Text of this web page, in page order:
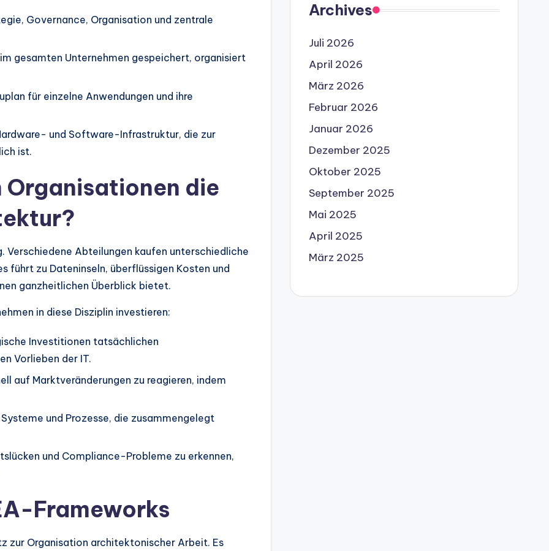
Governance, Organisation und zentrale
gesamten Unternehmen gespeichert, organisiert
für einzelne Anwendungen und ihre
und Software-Infrastruktur, die zur
ist.
die
Abteilungen kaufen unterschiedliche
führt zu Dateninseln, überflüssigen Kosten und
ganzheitlichen Überblick bietet.
in diese Disziplin investieren:
Investitionen tatsächlichen
Vorlieben der IT.
auf Marktveränderungen zu reagieren, indem
und Prozesse, die zusammengelegt
und Compliance-Probleme zu erkennen,
Frameworks
zur Organisation architektonischer Arbeit. Es
Archives
Juli 2026
April 2026
März 2026
Februar 2026
Januar 2026
Dezember 2025
Oktober 2025
September 2025
Mai 2025
April 2025
März 2025